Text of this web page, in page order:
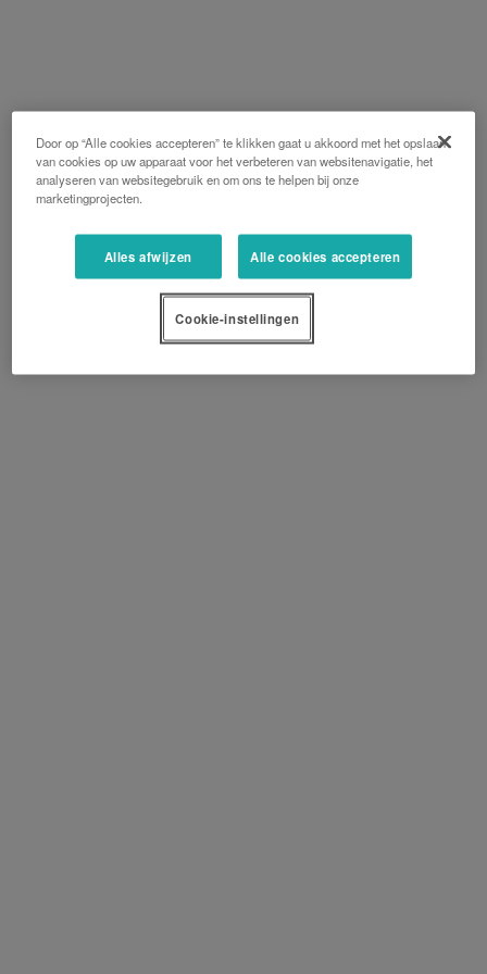
Door op “Alle cookies accepteren” te klikken gaat u akkoord met het opslaan
van cookies op uw apparaat voor het verbeteren van websitenavigatie, het
analyseren van websitegebruik en om ons te helpen bij onze
marketingprojecten.
Alles afwijzen Alle cookies accepteren
Cookie-instellingen